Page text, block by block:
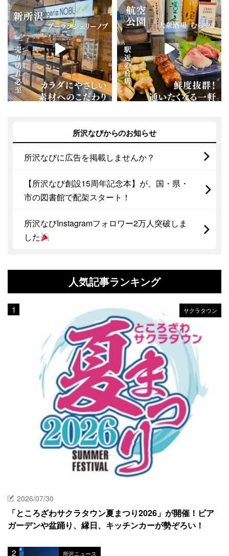
所沢なびからのお知らせ
所沢なびに広告を掲載しませんか？
【所沢なび創設15周年記念本】が、国・県・
市の図書館で配架スタート！
所沢なびInstagramフォロワー2万人突破しま
した
人気記事ランキング
サクラタウン
2026/07/30
「ところざわサクラタウン夏まつり2026」が開催！ビア
ガーデンや盆踊り、縁日、キッチンカーが勢ぞろい！
所沢ニュース